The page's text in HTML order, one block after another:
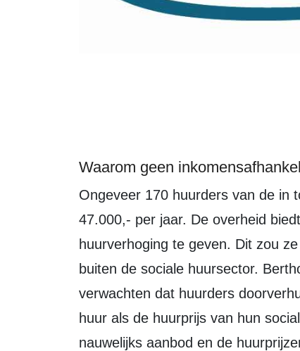
Waarom geen
Ongeveer 170 huurders van de in totaal 2.000 verdienen meer dan circa €
47.000,- per jaar. De overheid
huurverhoging te geven. Dit zou
buiten de sociale huursector.
verwachten dat huurders
huur als de huurprijs van hun
nauwelijks aanbod en de